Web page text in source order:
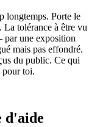
longtemps. Porte le
La tolérance à être vu
une exposition
mais pas effondré.
du public. Ce qui
pour toi.
d'aide